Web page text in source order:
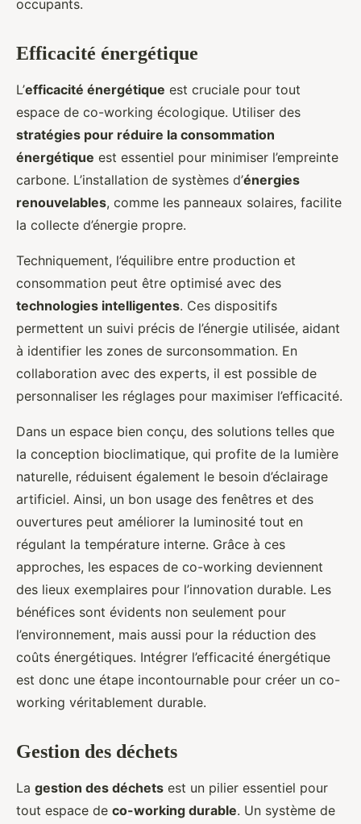
occupants.
Efficacité énergétique
L’efficacité énergétique est cruciale pour tout
espace de co-working écologique. Utiliser des
stratégies pour réduire la consommation
énergétique est essentiel pour minimiser l’empreinte
carbone. L’installation de systèmes d’énergies
renouvelables, comme les panneaux solaires, facilite
la collecte d’énergie propre.
Techniquement, l’équilibre entre production et
consommation peut être optimisé avec des
technologies intelligentes. Ces dispositifs
permettent un suivi précis de l’énergie utilisée, aidant
à identifier les zones de surconsommation. En
collaboration avec des experts, il est possible de
personnaliser les réglages pour maximiser l’efficacité.
Dans un espace bien conçu, des solutions telles que
la conception bioclimatique, qui profite de la lumière
naturelle, réduisent également le besoin d’éclairage
artificiel. Ainsi, un bon usage des fenêtres et des
ouvertures peut améliorer la luminosité tout en
régulant la température interne. Grâce à ces
approches, les espaces de co-working deviennent
des lieux exemplaires pour l’innovation durable. Les
bénéfices sont évidents non seulement pour
l’environnement, mais aussi pour la réduction des
coûts énergétiques. Intégrer l’efficacité énergétique
est donc une étape incontournable pour créer un co-
working véritablement durable.
Gestion des déchets
La gestion des déchets est un pilier essentiel pour
tout espace de co-working durable. Un système de